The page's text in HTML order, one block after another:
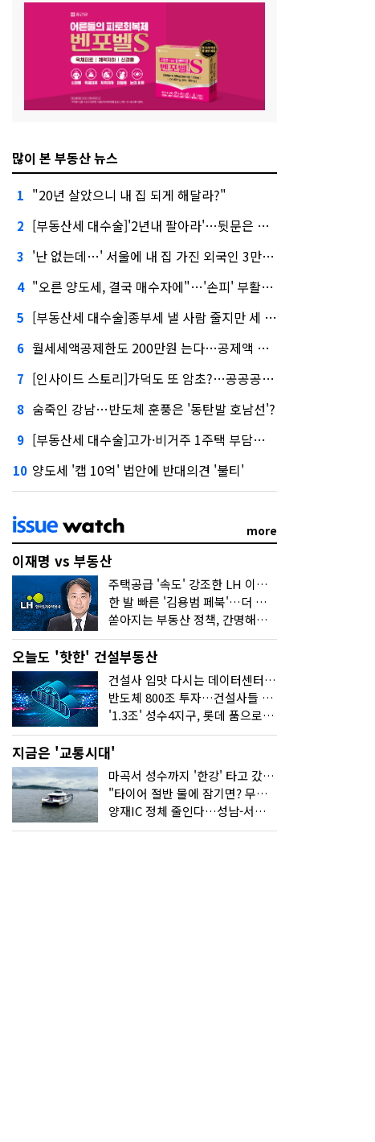
많이 본 부동산 뉴스
1 "20년 살았으니 내 집 되게 해달라?"
2 [부동산세 대수술]'2년내 팔아라'…뒷문은 열었다
3 '난 없는데…' 서울에 내 집 가진 외국인 3만3000명
4 "오른 양도세, 결국 매수자에"…'손피' 부활할까?
5 [부동산세 대수술]종부세 낼 사람 줄지만 세 부담 커진다
6 월세세액공제한도 200만원 는다…공제액 최대 54만원↑
7 [인사이드 스토리]가덕도 또 암초?…공공공사의 '굴레'
8 숨죽인 강남…반도체 훈풍은 '동탄발 호남선'?
9 [부동산세 대수술]고가·비거주 1주택 부담…'대전족'도 불똥
10 양도세 '캡 10억' 법안에 반대의견 '불티'
more
이재명 vs 부동산
주택공급 '속도' 강조한 LH 이성훈 "전력질주해야"
한 발 빠른 '김용범 페북'…더 강한 부동산 규제 나오나
쏟아지는 부동산 정책, 간명해져야
오늘도 '핫한' 건설부동산
건설사 입맛 다시는 데이터센터…암초는 '주민 반대'
반도체 800조 투자…건설사들 "물 들어온다!"
'1.3조' 성수4지구, 롯데 품으로…'성수르엘 S70' 거듭
지금은 '교통시대'
마곡서 성수까지 '한강' 타고 갔습니다
"타이어 절반 물에 잠기면? 무조건 탈출하세요"
양재IC 정체 줄인다…성남-서초 고속도로 2029년 착공